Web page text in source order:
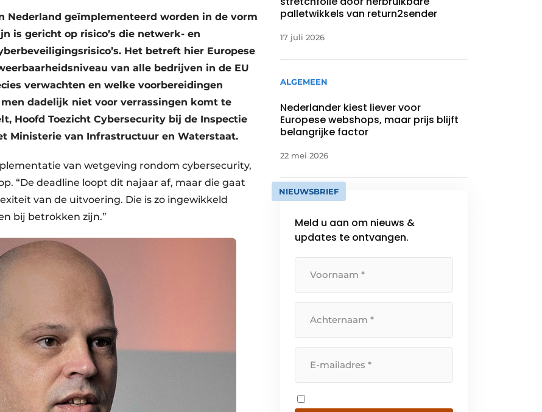
Nederland geïmplementeerd worden in de vorm
is gericht op risico’s die netwerk- en
Het betreft hier Europese
van alle bedrijven in de EU
verwachten en welke voorbereidingen
dadelijk niet voor verrassingen komt te
Hoofd Toezicht Cybersecurity bij de Inspectie
Ministerie van Infrastructuur en Waterstaat.
van wetgeving rondom cybersecurity,
“De deadline loopt dit najaar af, maar die gaat
van de uitvoering. Die is zo ingewikkeld
bij betrokken zijn.”
palletwikkels van return2sender
17 juli 2026
ALGEMEEN
Nederlander kiest liever voor
Europese webshops, maar prijs blijft
belangrijke factor
22 mei 2026
NIEUWSBRIEF
Meld u aan om nieuws &
updates te ontvangen.